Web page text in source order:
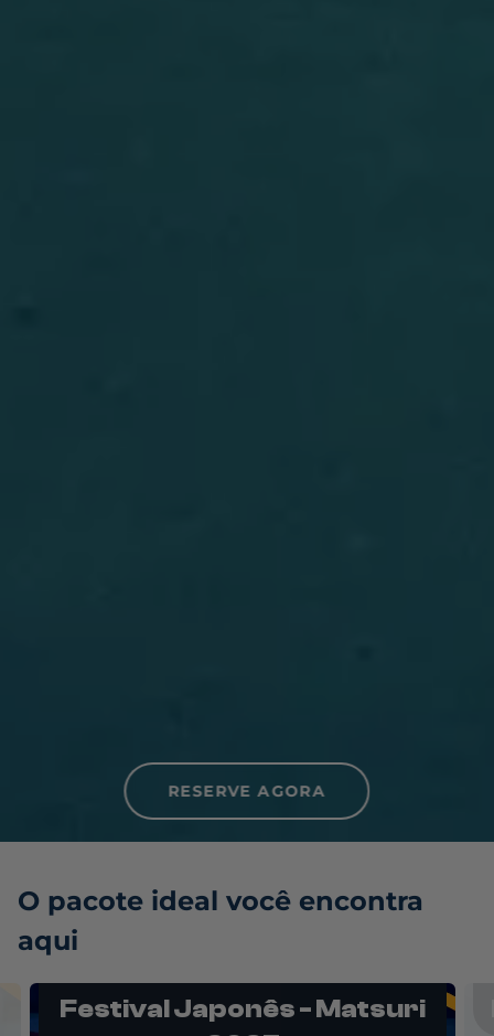
RESERVE AGORA
O pacote ideal você encontra
aqui
Páscoa 2027